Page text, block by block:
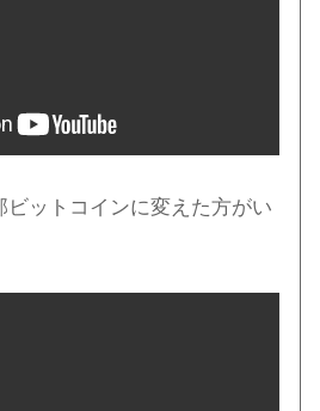
ットコインに変えた方がい